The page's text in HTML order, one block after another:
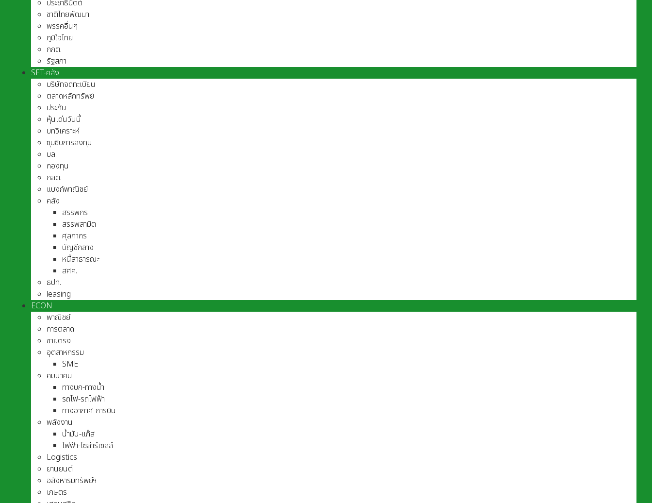
ประชาธิปัตต์
ชาติไทยพัฒนา
พรรคอื่นๆ
ภูมิใจไทย
กกต.
รัฐสภา
SET-คลัง
บริษัทจดทะเบียน
ตลาดหลักทรัพย์
ประกัน
หุ้นเด่นวันนี้
บทวิเคราะห์
ซุบซิบการลงทุน
บล.
กองทุน
กลต.
แบงก์พาณิชย์
คลัง
สรรพกร
สรรพสามิต
ศุลกากร
บัญชีกลาง
หนี้สาธารณะ
สศค.
ธปท.
leasing
ECON
พาณิชย์
การตลาด
ขายตรง
อุตสาหกรรม
SME
คมนาคม
ทางบก-ทางน้ำ
รถไฟ-รถไฟฟ้า
ทางอากาศ-การบิน
พลังงาน
น้ำมัน-แก๊ส
ไฟฟ้า-โซล่าร์เซลล์
Logistics
ยานยนต์
อสังหาริมทรัพย์ฯ
เกษตร